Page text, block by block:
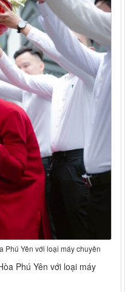
Phú Yên với loại máy chuyên
Phú Yên với loại máy